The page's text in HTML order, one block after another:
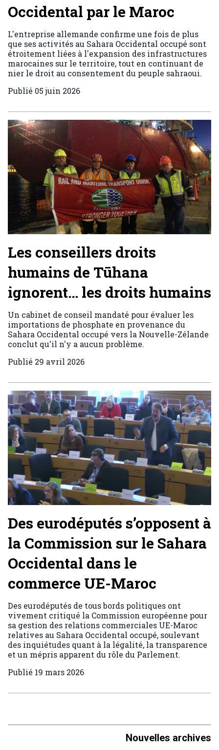
Occidental par le Maroc
L'entreprise allemande confirme une fois de plus
que ses activités au Sahara Occidental occupé sont
étroitement liées à l'expansion des infrastructures
marocaines sur le territoire, tout en continuant de
nier le droit au consentement du peuple sahraoui.
Publié 05 juin 2026
Les conseillers droits
humains de Tūhana
ignorent… les droits humains
Un cabinet de conseil mandaté pour évaluer les
importations de phosphate en provenance du
Sahara Occidental occupé vers la Nouvelle-Zélande
conclut qu'il n'y a aucun problème.
Publié 29 avril 2026
Des eurodéputés s’opposent à
la Commission sur le Sahara
Occidental dans le
commerce UE-Maroc
Des eurodéputés de tous bords politiques ont
vivement critiqué la Commission européenne pour
sa gestion des relations commerciales UE-Maroc
relatives au Sahara Occidental occupé, soulevant
des inquiétudes quant à la légalité, la transparence
et un mépris apparent du rôle du Parlement.
Publié 19 mars 2026
Nouvelles archives